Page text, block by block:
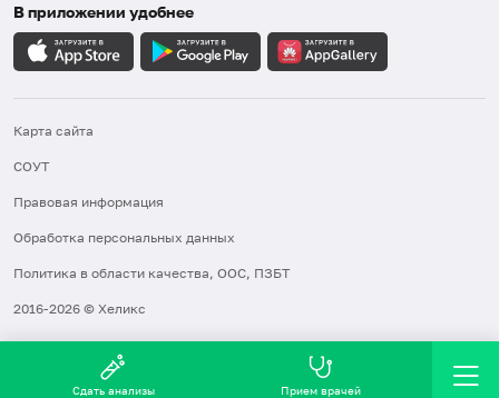
В приложении удобнее
Карта сайта
СОУТ
Правовая информация
Обработка персональных данных
Политика в области качества, ООС, ПЗБТ
2016-2026 © Хеликс
Сдать анализы Прием врачей